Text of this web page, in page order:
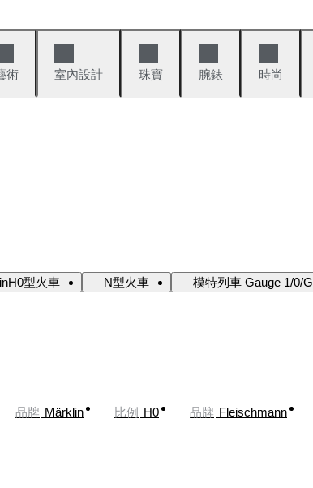
術
室內設計 珠寶 腕錶 時尚
型火車 N型火車 模特列車 Gauge 1/0/G
品牌 Märklin 比例 H0 品牌 Fleischmann